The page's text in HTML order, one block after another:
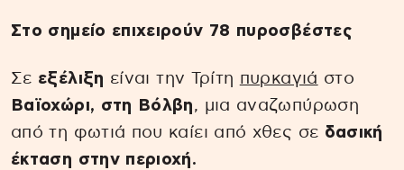
Στο σημείο επιχειρούν 78 πυροσβέστες
Σε εξέλιξη είναι την Τρίτη πυρκαγιά στο
Βαϊοχώρι, στη Βόλβη, μια αναζωπύρωση
από τη φωτιά που καίει από χθες σε δασική
έκταση στην περιοχή.